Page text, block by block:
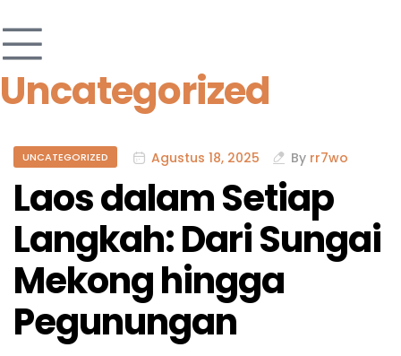
Uncategorized
UNCATEGORIZED Agustus 18, 2025 By rr7wo
Laos dalam Setiap
Langkah: Dari Sungai
Mekong hingga
Pegunungan